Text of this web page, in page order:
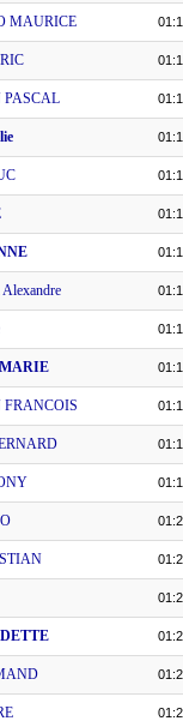
MAURICE
PASCAL
FRANCOIS